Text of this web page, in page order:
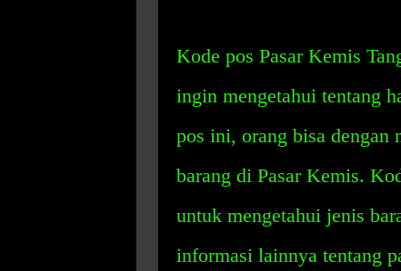
Kode pos Pasar Kemis
ingin mengetahui tentang
pos ini, orang bisa dengan
barang di Pasar Kemis.
untuk mengetahui jenis
informasi lainnya tentang